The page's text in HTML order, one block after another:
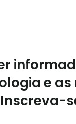
e as
Inscreva-